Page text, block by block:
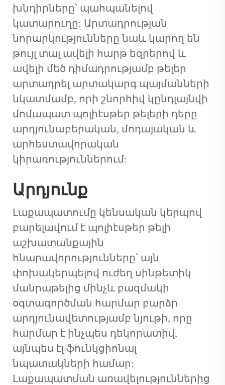
խնդիրները՝ պահպանելով
կատարուղը: Արտադրության
նորարկությունները նաև կարող են
թույլ տալ ավելի հարթ եզրերով և
ավելի մեծ դիմադրությամբ թելեր
արտադրել արտակարգ պայմանների
նկատմամբ, որի շնորհիվ կընդլայնվի
մոմապատ պոլիէսթեր թելերի դերը
արդյունաբերական, մոդայական և
արհեստավորական
կիրառություններում:
Արդյունք
Լաքապատումը կենսական կերպով
բարելավում է պոլիէսթեր թելի
աշխատանքային
հնարավորությունները՝ այն
փոխակերպելով ուժեղ սինթետիկ
մանրաթելից մինչև բազմակի
օգտագործման հարմար բարձր
արդյունավետությամբ նյութի, որը
հարմար է ինչպես դեկորատիվ,
այնպես էլ ֆունկցիոնալ
նպատակների համար:
Լաքապատման առավելություններից